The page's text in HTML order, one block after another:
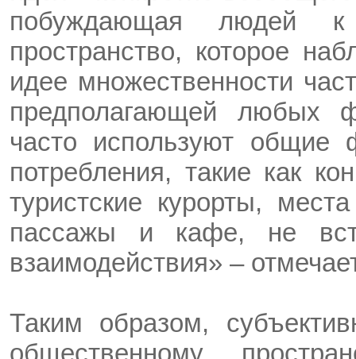
побуждающая людей
пространство, которое
идее множественности
предполагающей любых
часто используют общие
потребления, такие как
туристские курорты,
пассажы и кафе, не
взаимодействия» –
Таким образом,
общественному